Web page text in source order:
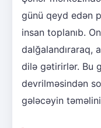
günü qeyd edən
insan toplanıb.
dalğalandıraraq,
dilə gətirirlər. Bu
devrilməsindən
gələcəyin